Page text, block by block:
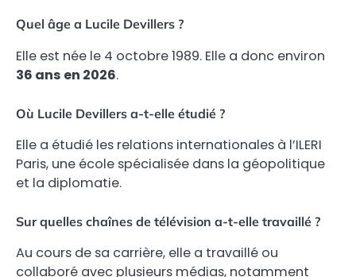
Quel âge a Lucile Devillers ?
Elle est née le 4 octobre 1989. Elle a donc environ
36 ans en 2026.
Où Lucile Devillers a-t-elle étudié ?
Elle a étudié les relations internationales à l’ILERI
Paris, une école spécialisée dans la géopolitique
et la diplomatie.
Sur quelles chaînes de télévision a-t-elle travaillé ?
Au cours de sa carrière, elle a travaillé ou
collaboré avec plusieurs médias, notamment